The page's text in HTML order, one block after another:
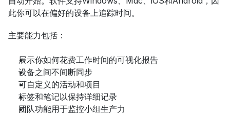
此你可以在偏好的设备上追踪时间。
主要能力包括：
展示你如何花费工作时间的可视化报告
设备之间不间断同步
可自定义的活动和项目
标签和笔记以保持详细记录
团队功能用于监控小组生产力